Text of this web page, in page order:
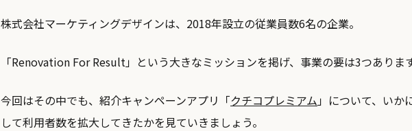
株式会社マーケティングデザインは、2018年設立の従業員数6名の企業。
「Renovation For Result」という大きなミッションを掲げ、事業の要は3つあります
今回はその中でも、紹介キャンペーンアプリ「クチコプレミアム 」について、いか
して利用者数を拡大してきたかを見ていきましょう。